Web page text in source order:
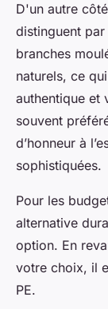
D'un autre
distinguent
branches
naturels, ce
authentique et
souvent
d’honneur à
sophistiquées.
Pour les
alternative
option. En
votre choix, il
PE.